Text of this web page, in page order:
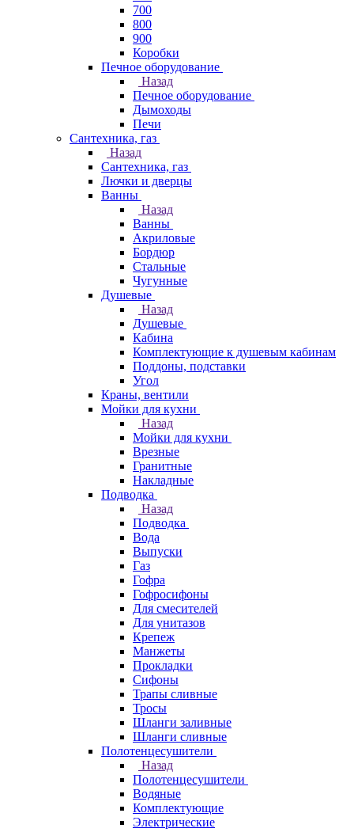
700
800
900
Коробки
Печное оборудование
Назад
Печное оборудование
Дымоходы
Печи
Сантехника, газ
Назад
Сантехника, газ
Лючки и дверцы
Ванны
Назад
Ванны
Акриловые
Бордюр
Стальные
Чугунные
Душевые
Назад
Душевые
Кабина
Комплектующие к душевым кабинам
Поддоны, подставки
Угол
Краны, вентили
Мойки для кухни
Назад
Мойки для кухни
Врезные
Гранитные
Накладные
Подводка
Назад
Подводка
Вода
Выпуски
Газ
Гофра
Гофросифоны
Для смесителей
Для унитазов
Крепеж
Манжеты
Прокладки
Сифоны
Трапы сливные
Тросы
Шланги заливные
Шланги сливные
Полотенцесушители
Назад
Полотенцесушители
Водяные
Комплектующие
Электрические